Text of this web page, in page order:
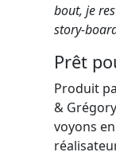
bout, je
story-
Prêt
Produit
&
voyons